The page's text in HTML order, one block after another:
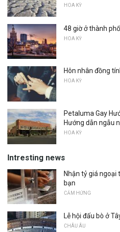
HOA KỲ
48 giờ ở thành
HOA KỲ
Hôn nhân đồng
HOA KỲ
Petaluma Gay
Hướng dẫn ngẫu
HOA KỲ
Intresting news
Nhận tỷ giá ngoại
bạn
CẢM HỨNG
Lễ hội đấu bò ở
CHÂU ÂU